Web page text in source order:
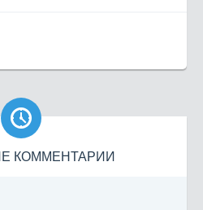

КОММЕНТАРИИ